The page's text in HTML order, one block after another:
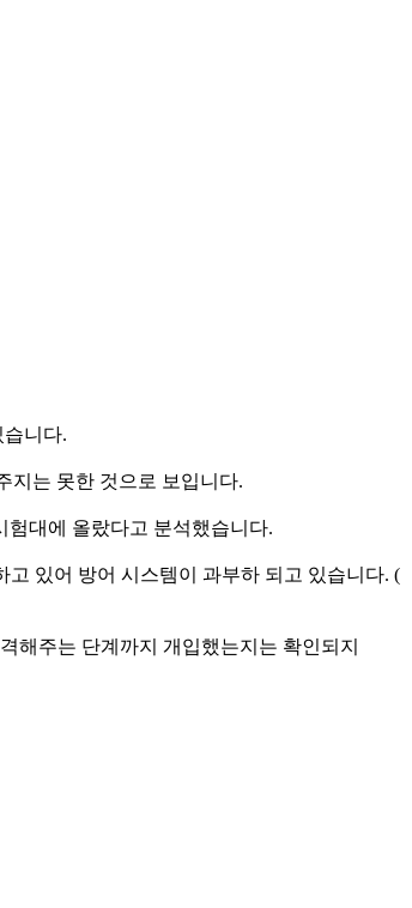
니다.
지는 못한 것으로 보입니다.
대에 올랐다고 분석했습니다.
있어 방어 시스템이 과부하 되고 있습니다. (
해주는 단계까지 개입했는지는 확인되지